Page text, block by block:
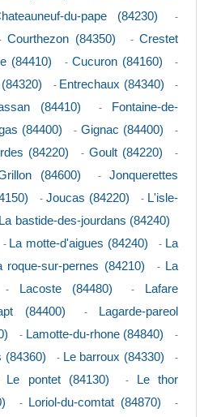
du-pape (84230) -
Courthezon (84350) -Crestet
(84410) - Cucuron (84160) -
- Entrechaux (84340) -
(84410) -
Fontaine-de-
(84400) - Gignac (84400) -
(84220) - Goult (84220) -
(84600) -Jonquerettes
-Joucas (84220) - L'isle-
La bastide-des-jourdans (84240)
- La motte-d'aigues (84240) - La
roque-sur-pernes (84210) - La
- Lacoste (84480) -
Lafare
(84400) -
Lagarde-pareol
- Lamotte-du-rhone (84840) -
(84360) - Le barroux (84330) -
Le pontet (84130) -
Le thor
- Loriol-du-comtat (84870) -